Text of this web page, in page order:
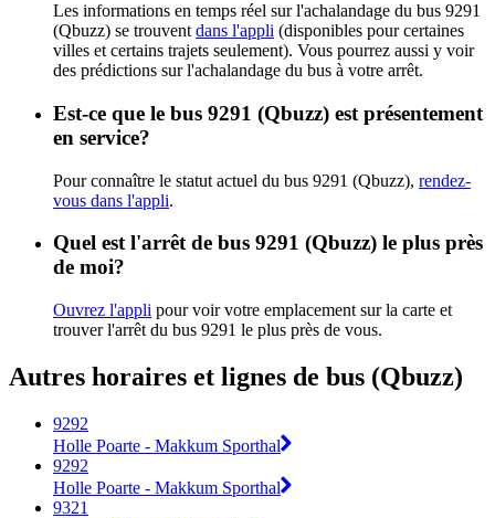
Les informations en temps réel sur l'achalandage du bus 9291
(Qbuzz) se trouvent dans l'appli (disponibles pour certaines
villes et certains trajets seulement). Vous pourrez aussi y voir
des prédictions sur l'achalandage du bus à votre arrêt.
Est-ce que le bus 9291 (Qbuzz) est présentement
en service?
Pour connaître le statut actuel du bus 9291 (Qbuzz), rendez-
vous dans l'appli.
Quel est l'arrêt de bus 9291 (Qbuzz) le plus près
de moi?
Ouvrez l'appli pour voir votre emplacement sur la carte et
trouver l'arrêt du bus 9291 le plus près de vous.
Autres horaires et lignes de bus (Qbuzz)
9292
Holle Poarte - Makkum Sporthal
9292
Holle Poarte - Makkum Sporthal
9321